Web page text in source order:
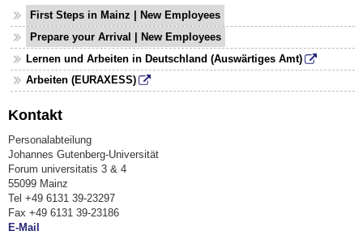
First Steps in Mainz | New Employees
Prepare your Arrival | New Employees
Lernen und Arbeiten in Deutschland (Auswärtiges Amt)
Arbeiten (EURAXESS)
Kontakt
Personalabteilung
Johannes Gutenberg-Universität
Forum universitatis 3 & 4
55099 Mainz
Tel +49 6131 39-23297
Fax +49 6131 39-23186
E-Mail